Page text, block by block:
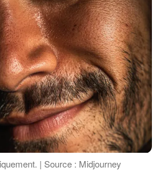
| Source : Midjourney